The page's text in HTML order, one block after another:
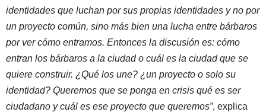
identidades que luchan por sus propias identidades y no por
un proyecto común, sino más bien una lucha entre bárbaros
por ver cómo entramos. Entonces la discusión es: cómo
entran los bárbaros a la ciudad o cuál es la ciudad que se
quiere construir. ¿Qué los une? ¿un proyecto o solo su
identidad? Queremos que se ponga en crisis qué es ser
ciudadano y cuál es ese proyecto que queremos”, explica